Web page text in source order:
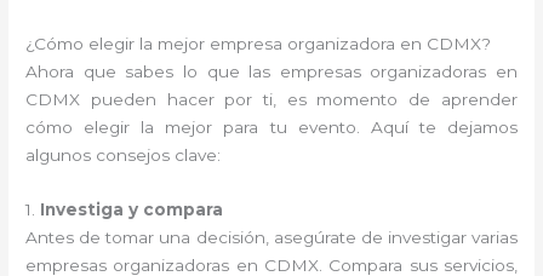
¿Cómo elegir la mejor empresa organizadora en CDMX?
Ahora que sabes lo que las empresas organizadoras en
CDMX pueden hacer por ti, es momento de aprender
cómo elegir la mejor para tu evento. Aquí te dejamos
algunos consejos clave:
1. Investiga y compara
Antes de tomar una decisión, asegúrate de investigar varias
empresas organizadoras en CDMX. Compara sus servicios,